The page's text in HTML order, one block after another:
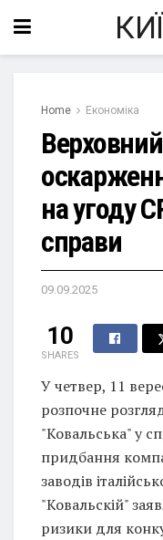
Home Економіка
на угоду
справи
09.09.2025
10
SHARES
У четвер, 11
розпочне
"Ковальська" у
придбання
заводів
"Ковальскій"
ризики для